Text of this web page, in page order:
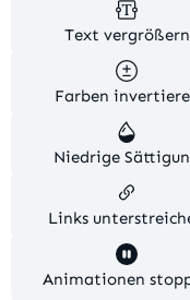
Alle Preise
© 2026 MKV24 –
Text vergrößern
Farben
Niedrige
Links
Animationen
Diese Website
Erfahrung bieten